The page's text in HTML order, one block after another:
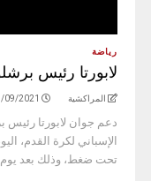
رياضة
لابورتا رئيس
المراكشية 09/2021
دعم جوان لابورتا رئيس
الإسباني لكرة القدم،
تحت ضغط، وذلك بعد يوم